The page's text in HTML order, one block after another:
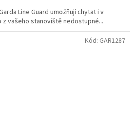
Line Guard umožňují chytat i v
vašeho stanoviště nedostupné...
Kód: GAR1287